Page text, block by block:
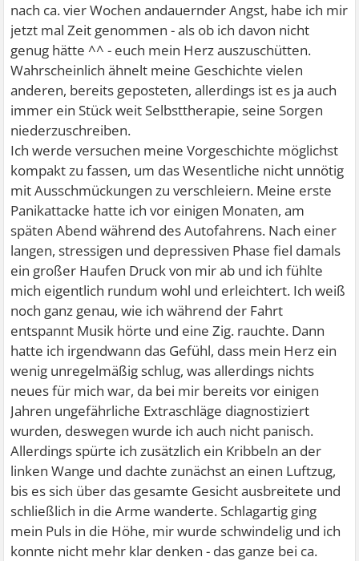
nach ca. vier Wochen andauernder Angst, habe ich mir
jetzt mal Zeit genommen - als ob ich davon nicht
genug hätte ^^ - euch mein Herz auszuschütten.
Wahrscheinlich ähnelt meine Geschichte vielen
anderen, bereits geposteten, allerdings ist es ja auch
immer ein Stück weit Selbsttherapie, seine Sorgen
niederzuschreiben.
Ich werde versuchen meine Vorgeschichte möglichst
kompakt zu fassen, um das Wesentliche nicht unnötig
mit Ausschmückungen zu verschleiern. Meine erste
Panikattacke hatte ich vor einigen Monaten, am
späten Abend während des Autofahrens. Nach einer
langen, stressigen und depressiven Phase fiel damals
ein großer Haufen Druck von mir ab und ich fühlte
mich eigentlich rundum wohl und erleichtert. Ich weiß
noch ganz genau, wie ich während der Fahrt
entspannt Musik hörte und eine Zig. rauchte. Dann
hatte ich irgendwann das Gefühl, dass mein Herz ein
wenig unregelmäßig schlug, was allerdings nichts
neues für mich war, da bei mir bereits vor einigen
Jahren ungefährliche Extraschläge diagnostiziert
wurden, deswegen wurde ich auch nicht panisch.
Allerdings spürte ich zusätzlich ein Kribbeln an der
linken Wange und dachte zunächst an einen Luftzug,
bis es sich über das gesamte Gesicht ausbreitete und
schließlich in die Arme wanderte. Schlagartig ging
mein Puls in die Höhe, mir wurde schwindelig und ich
konnte nicht mehr klar denken - das ganze bei ca.